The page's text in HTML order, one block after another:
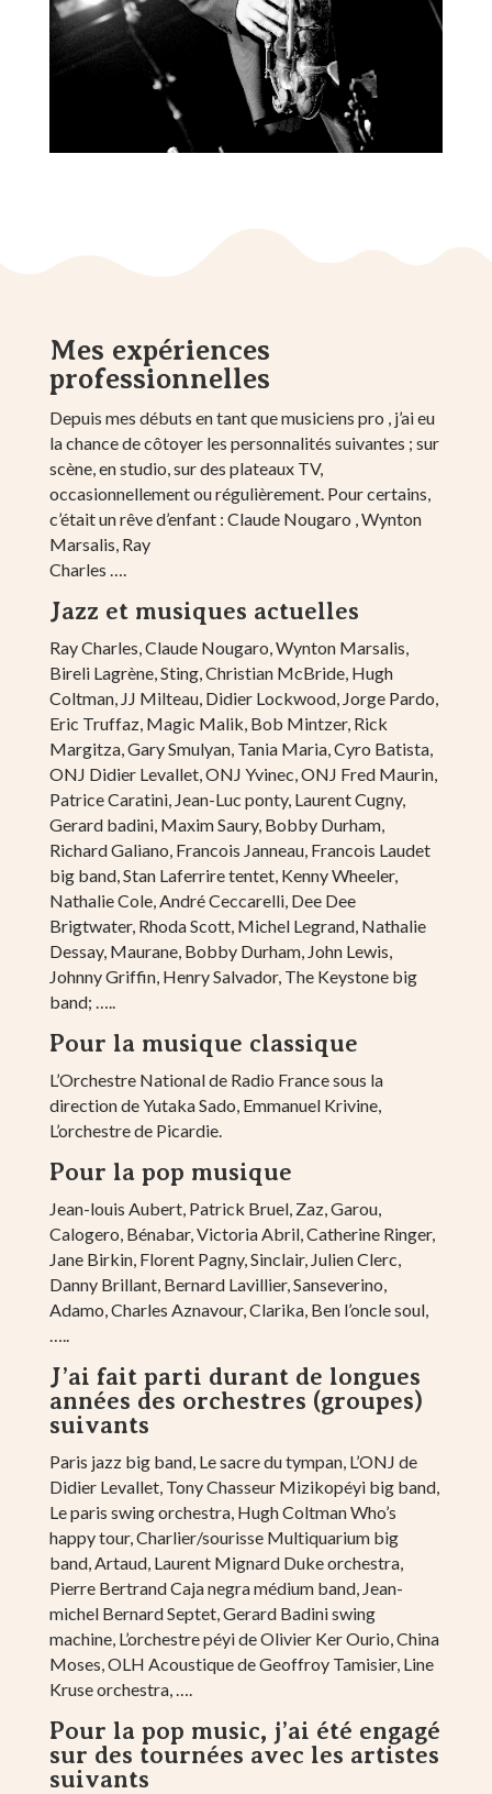
Mes expériences
professionnelles
Depuis mes débuts en tant que musiciens pro , j’ai eu
la chance de côtoyer les personnalités suivantes ; sur
scène, en studio, sur des plateaux TV,
occasionnellement ou régulièrement. Pour certains,
c’était un rêve d’enfant : Claude Nougaro , Wynton
Marsalis, Ray
Charles ….
Jazz et musiques actuelles
Ray Charles, Claude Nougaro, Wynton Marsalis,
Bireli Lagrène, Sting, Christian McBride, Hugh
Coltman, JJ Milteau, Didier Lockwood, Jorge Pardo,
Eric Truffaz, Magic Malik, Bob Mintzer, Rick
Margitza, Gary Smulyan, Tania Maria, Cyro Batista,
ONJ Didier Levallet, ONJ Yvinec, ONJ Fred Maurin,
Patrice Caratini, Jean-Luc ponty, Laurent Cugny,
Gerard badini, Maxim Saury, Bobby Durham,
Richard Galiano, Francois Janneau, Francois Laudet
big band, Stan Laferrire tentet, Kenny Wheeler,
Nathalie Cole, André Ceccarelli, Dee Dee
Brigtwater, Rhoda Scott, Michel Legrand, Nathalie
Dessay, Maurane, Bobby Durham, John Lewis,
Johnny Griffin, Henry Salvador, The Keystone big
band; …..
Pour la musique classique
L’Orchestre National de Radio France sous la
direction de Yutaka Sado, Emmanuel Krivine,
L’orchestre de Picardie.
Pour la pop musique
Jean-louis Aubert, Patrick Bruel, Zaz, Garou,
Calogero, Bénabar, Victoria Abril, Catherine Ringer,
Jane Birkin, Florent Pagny, Sinclair, Julien Clerc,
Danny Brillant, Bernard Lavillier, Sanseverino,
Adamo, Charles Aznavour, Clarika, Ben l’oncle soul,
J’ai fait parti durant de longues
années des orchestres (groupes)
suivants
Paris jazz big band, Le sacre du tympan, L’ONJ de
Didier Levallet, Tony Chasseur Mizikopéyi big band,
Le paris swing orchestra, Hugh Coltman Who’s
happy tour, Charlier/sourisse Multiquarium big
band, Artaud, Laurent Mignard Duke orchestra,
Pierre Bertrand Caja negra médium band, Jean-
michel Bernard Septet, Gerard Badini swing
machine, L’orchestre péyi de Olivier Ker Ourio, China
Moses, OLH Acoustique de Geoffroy Tamisier, Line
Kruse orchestra, ….
Pour la pop music, j’ai été engagé
sur des tournées avec les artistes
suivants